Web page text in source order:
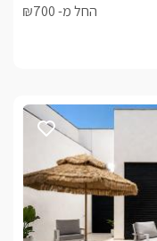
החל מ- ₪700